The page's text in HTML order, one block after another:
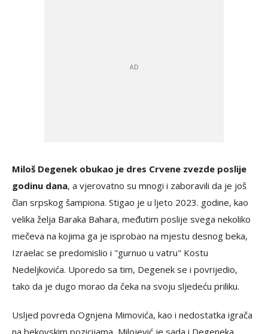
Miloš Degenek obukao je dres Crvene zvezde poslije
godinu dana, a vjerovatno su mnogi i zaboravili da je još
član srpskog šampiona. Stigao je u ljeto 2023. godine, kao
velika želja Baraka Bahara, međutim poslije svega nekoliko
mečeva na kojima ga je isprobao na mjestu desnog beka,
Izraelac se predomislio i "gurnuo u vatru" Kostu
Nedeljkovića. Uporedo sa tim, Degenek se i povrijedio,
tako da je dugo morao da čeka na svoju sljedeću priliku.
Usljed povreda Ognjena Mimovića, kao i nedostatka igrača
na bekovskim pozicijama, Milojević je sada i Degeneka